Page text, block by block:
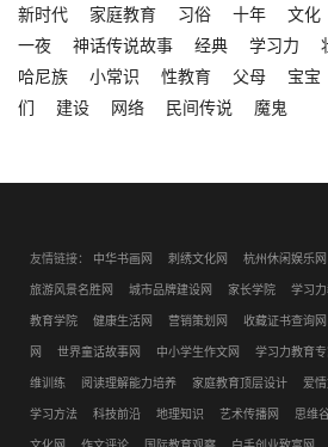
新时代
家庭教育 习俗 十年 文化
一夜
神话传说故事 经典 学习力
哈尼族
小常识 性教育 父母 宝宝
们
建设 网络 民间传说 魔鬼
友情链接： 中华书画网 刺绣文化网 杭州休闲娱乐网
旅游风景名胜网 城市品牌建设网 家长学院 学习
教育学院 健康生活网 营销策划网 收藏证书查询网
网 世界童话故事网 中小学生作文网 学习力教育
维训练 阅读理解能力培养 家庭教育顶层设计 爱
学习方法 科技前沿 地理知识 艺术传播网 思维